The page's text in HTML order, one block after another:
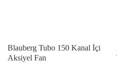
Blauberg Tubo 150 Kanal İçi
Aksiyel Fan